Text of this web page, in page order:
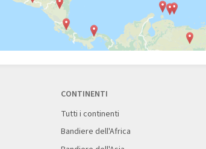
CONTINENTI
Tutti i continenti
Bandiere dell'Africa